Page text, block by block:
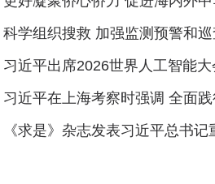
科学组织搜救 加强监测预警和
习近平出席2026世界人工智能
习近平在上海考察时强调 全面
《求是》杂志发表习近平总书